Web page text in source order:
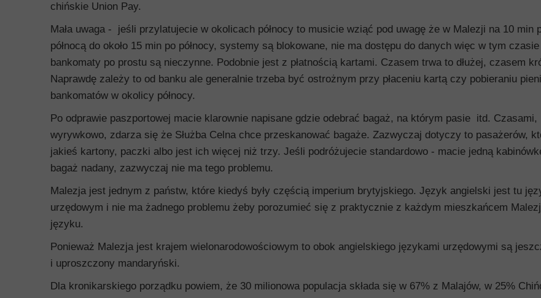
chińskie Union Pay.
Mała uwaga - jeśli przylatujecie w okolicach północy to musicie wziąć pod uwagę że w Malezji na 10 min
północą do około 15 min po północy, systemy są blokowane, nie ma dostępu do danych więc w tym czasie
bankomaty po prostu są nieczynne. Podobnie jest z płatnością kartami. Czasem trwa to dłużej, czasem
Naprawdę zależy to od banku ale generalnie trzeba być ostrożnym przy płaceniu kartą czy pobieraniu
bankomatów w okolicy północy.
Po odprawie paszportowej macie klarownie napisane gdzie odebrać bagaż, na którym pasie itd. Czasami,
wyrywkowo, zdarza się że Służba Celna chce przeskanować bagaże. Zazwyczaj dotyczy to pasażerów,
jakieś kartony, paczki albo jest ich więcej niż trzy. Jeśli podróżujecie standardowo - macie jedną
bagaż nadany, zazwyczaj nie ma tego problemu.
Malezja jest jednym z państw, które kiedyś były częścią imperium brytyjskiego. Język angielski jest tu
urzędowym i nie ma żadnego problemu żeby porozumieć się z praktycznie z każdym mieszkańcem
języku.
Ponieważ Malezja jest krajem wielonarodowościowym to obok angielskiego językami urzędowymi są
i uproszczony mandaryński.
Dla kronikarskiego porządku powiem, że 30 milionowa populacja składa się w 67% z Malajów, w 25%